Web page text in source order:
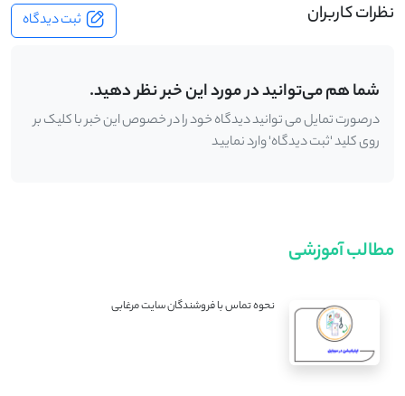
نظرات کاربران ثبت دیدگاه
شما هم می‌توانید در مورد این خبر نظر دهید.
درصورت تمایل می توانید دیدگاه خود را در خصوص این خبر با کلیک بر
روی کلید 'ثبت دیدگاه' وارد نمایید
مطالب آموزشی
نحوه تماس با فروشندگان سایت مرغابی